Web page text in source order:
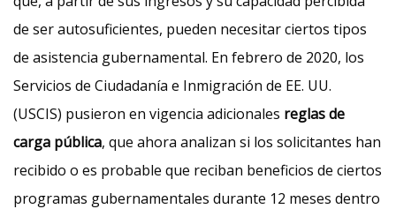
de ser autosuficientes, pueden necesitar ciertos tipos
de asistencia gubernamental. En febrero de 2020, los
Servicios de Ciudadanía e Inmigración de EE. UU.
(USCIS) pusieron en vigencia adicionales reglas de
carga pública, que ahora analizan si los solicitantes han
recibido o es probable que reciban beneficios de ciertos
programas gubernamentales durante 12 meses dentro